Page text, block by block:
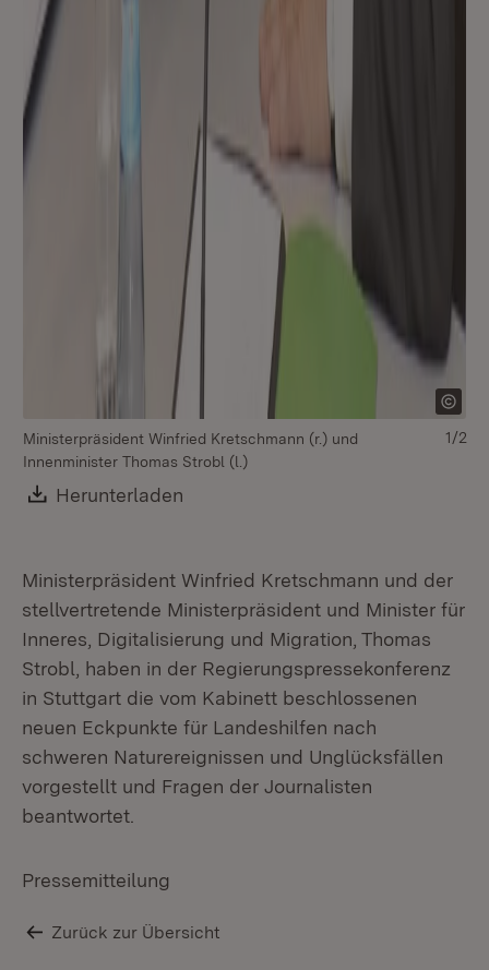
Ministerpräsident Winfried Kretschmann (r.) und
Innenminister Thomas Strobl (l.)
Download:
Herunterladen
1/2
Ministerpräsident Winfried Kretschmann und der
stellvertretende Ministerpräsident und Minister für
Inneres, Digitalisierung und Migration, Thomas
Strobl, haben in der Regierungspressekonferenz
in Stuttgart die vom Kabinett beschlossenen
neuen Eckpunkte für Landeshilfen nach
schweren Naturereignissen und Unglücksfällen
vorgestellt und Fragen der Journalisten
beantwortet.
Pressemitteilung
Zurück zur Übersicht